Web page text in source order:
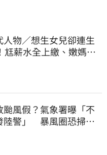
人物／想生女兒卻連生
尪薪水全上繳、嫩媽吐
颱風假？氣象署曝「不
陸警」 暴風圈恐掃過2